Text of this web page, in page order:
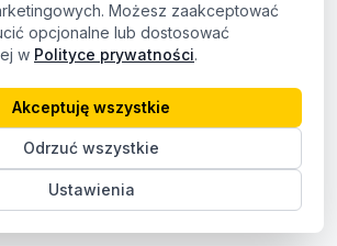
Możesz zaakceptować
opcjonalne lub dostosować
w Polityce prywatności.
Ustawienia
Odrzuć wszystkie
Akceptuję wszystkie